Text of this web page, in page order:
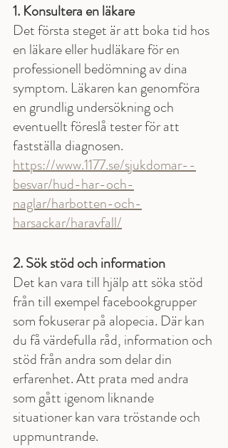
1. Konsultera en läkare
Det första steget är att boka tid hos
en läkare eller hudläkare för en
professionell bedömning av dina
symptom. Läkaren kan genomföra
en grundlig undersökning och
eventuellt föreslå tester för att
fastställa diagnosen.
https://www.1177.se/sjukdomar--
besvar/hud-har-och-
naglar/harbotten-och-
harsackar/haravfall/
2. Sök stöd och information
Det kan vara till hjälp att söka stöd
från till exempel facebookgrupper
som fokuserar på alopecia. Där kan
du få värdefulla råd, information och
stöd från andra som delar din
erfarenhet. Att prata med andra
som gått igenom liknande
situationer kan vara tröstande och
uppmuntrande.